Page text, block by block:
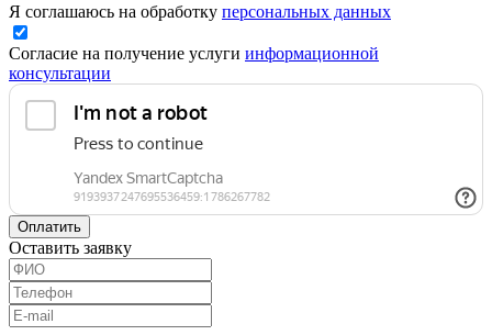
Я соглашаюсь на обработку персональных данных
Согласие на получение услуги информационной
консультации
Оплатить
Оставить заявку